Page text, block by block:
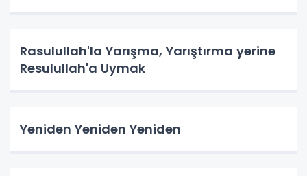
Rasulullah'la Yarışma, Yarıştırma yerine
Resulullah'a Uymak
Yeniden Yeniden Yeniden